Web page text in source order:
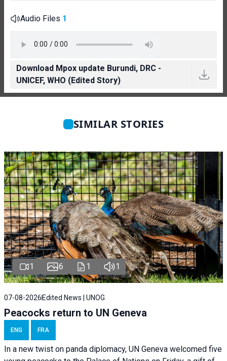
Audio Files 1
Download Mpox update Burundi, DRC -
UNICEF, WHO (Edited Story)
SIMILAR STORIES
1 6 1 1
07-08-2026 Edited News | UNOG
Peacocks return to UN Geneva
ENG FRA
In a new twist on panda diplomacy, UN Geneva welcomed five